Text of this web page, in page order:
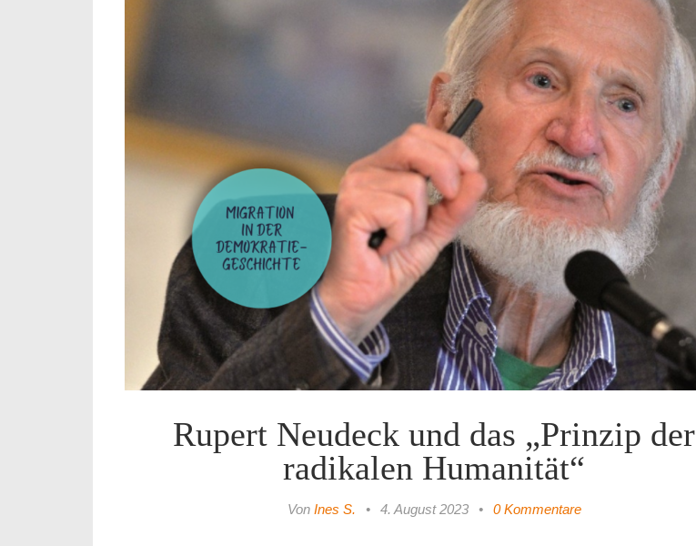
Rupert Neudeck und das „Prinzip der
radikalen Humanität“
Von Ines S. • 4. August 2023 • 0 Kommentare